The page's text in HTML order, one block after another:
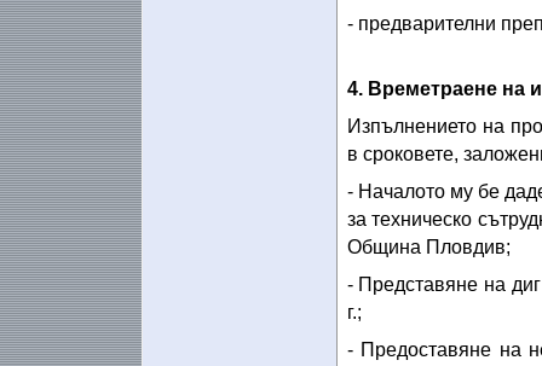
- предварителни
4. Времетраене на
Изпълнението на
в сроковете,
- Началото му бе
за техническо
Община Пловдив;
- Представяне на
г.;
- Предоставяне на